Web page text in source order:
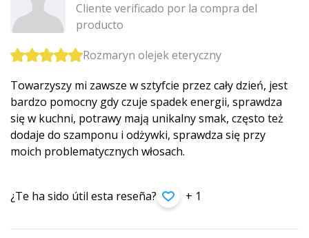
Cliente verificado por la compra del
producto
Rozmaryn olejek eteryczny
Towarzyszy mi zawsze w sztyfcie przez cały dzień, jest
bardzo pomocny gdy czuje spadek energii, sprawdza
się w kuchni, potrawy mają unikalny smak, często też
dodaje do szamponu i odżywki, sprawdza się przy
moich problematycznych włosach.
¿Te ha sido útil esta reseña? + 1